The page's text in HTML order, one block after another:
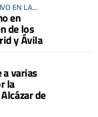
EN LA
en
de los
y Ávila
a varias
la
de